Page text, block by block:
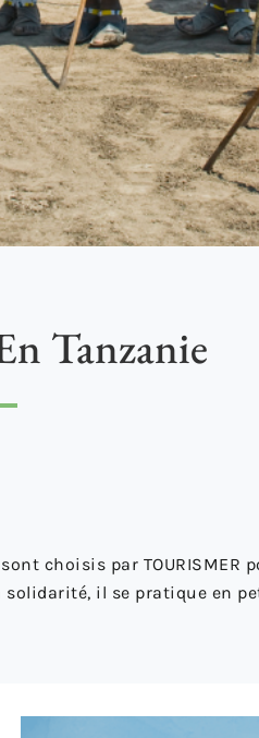
Tanzanie
choisis par
solidarité, il se pratique en